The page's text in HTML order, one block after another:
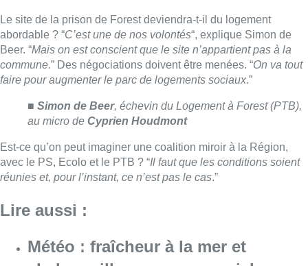
Lire aussi :
Météo : fraîcheur à la mer et
chaleur ailleurs, sous un ciel en
demi-teinte